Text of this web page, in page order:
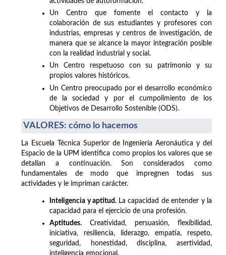
Un Centro que fomente el contacto y la
colaboración de sus estudiantes y profesores con
industrias, empresas y centros de investigación, de
manera que se alcance la mayor integración posible
con la realidad industrial y social.
Un Centro respetuoso con su patrimonio y su
propios valores históricos.
Un Centro preocupado por el desarrollo económico
de la sociedad y por el cumpolimiento de los
Objetivos de Desarrollo Sostenible (ODS).
VALORES: cómo lo hacemos
La Escuela Técnica Superior de Ingeniería Aeronáutica y del
Espacio de la UPM identifica como propios los valores que se
detallan a continuación. Son considerados como
fundamentales de modo que impregnen todas sus
actividades y le impriman carácter.
Inteligencia y aptitud. La capacidad de entender y la
capacidad para el ejercicio de una profesión.
Aptitudes. Creatividad, persuasión, flexibilidad,
iniciativa, resiliencia, liderazgo, empatía, respeto,
seguridad, honestidad, disciplina, asertividad,
inteligencia emocional.